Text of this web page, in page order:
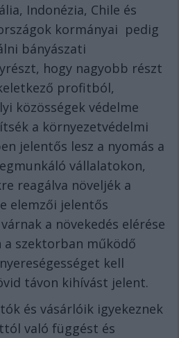
Indonézia, Chile és
kormányai pedig
bányászati
hogy nagyobb részt
profitból,
közösségek védelme
a környezetvédelmi
jelentős lesz a nyomás a
vállalatokon,
reagálva növeljék a
elemzői jelentős
a növekedés elérése
a szektorban működő
kell
távon kihívást jelent.
és vásárlóik igyekeznek
való függést és